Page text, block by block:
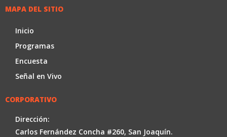
MAPA DEL SITIO
Inicio
Programas
Encuesta
Señal en Vivo
CORPORATIVO
Dirección:
Carlos Fernández Concha #260, San Joaquín.